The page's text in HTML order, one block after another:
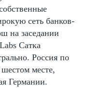
сеть банков-
на заседании
Сатка
Россия по
месте,
Германии.